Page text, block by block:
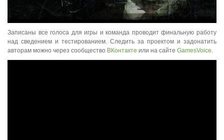
Записаны все голоса для игры и команда проводит финальную работу
над сведением и тестированием. Следить за проектом и задонатить
авторам можно через сообщество ВКонтакте или на сайте GamesVoice.